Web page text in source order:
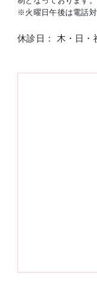
※火曜日午後は電話対
休診日： 木・日・